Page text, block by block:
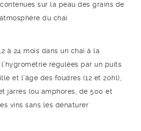
sur la peau des grains de
du chai
à 24 mois dans un chai à la
régulées par un puits
et l’âge des foudres (12 et 20hl),
jarres (ou amphores, de 500 et
vins sans les dénaturer